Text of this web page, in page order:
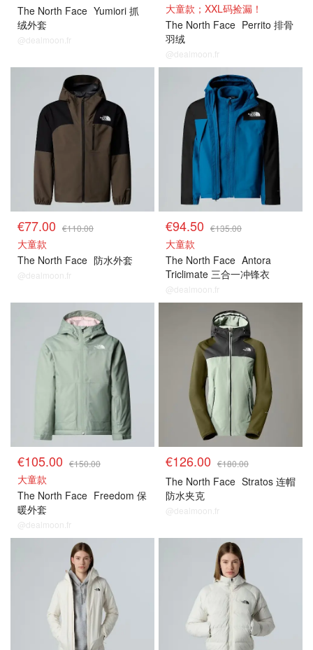
The North Face Yumiori 抓
绒外套
@dealmoon.fr
大童款；XXL码捡漏！
The North Face Perrito 排骨
羽绒
@dealmoon.fr
€77.00 €110.00
大童款
The North Face 防水外套
@dealmoon.fr
€94.50 €135.00
大童款
The North Face Antora
Triclimate 三合一冲锋衣
@dealmoon.fr
€105.00 €150.00
大童款
The North Face Freedom 保
暖外套
@dealmoon.fr
€126.00 €180.00
The North Face Stratos 连帽
防水夹克
@dealmoon.fr